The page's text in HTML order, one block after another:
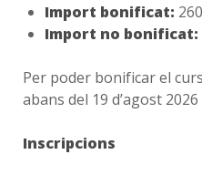
Import bonificat:
Import no bonificat:
Per poder bonificar el
abans del 19 d’agost 2026
Inscripcions